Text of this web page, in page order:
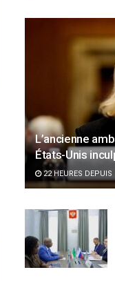
L’ancienne
États-Unis
22 HEURES DEPUIS